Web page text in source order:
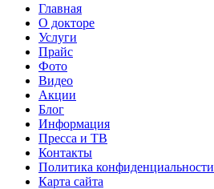
Главная
О докторе
Услуги
Прайс
Фото
Видео
Акции
Блог
Информация
Пресса и ТВ
Контакты
Политика конфиденциальности
Карта сайта